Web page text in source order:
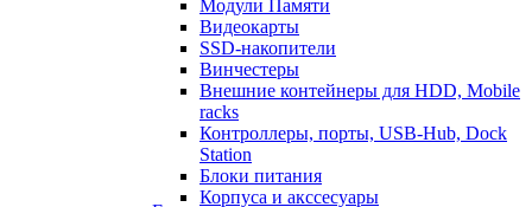
Модули Памяти
Видеокарты
SSD-накопители
Винчестеры
Внешние контейнеры для HDD, Mobile
racks
Контроллеры, порты, USB-Hub, Dock
Station
Блоки питания
Корпуса и акссесуары